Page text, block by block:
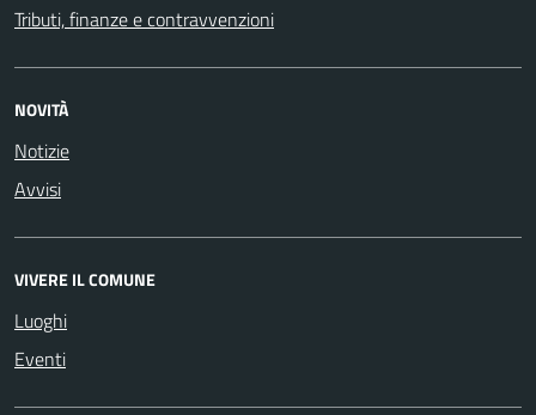
Tributi, finanze e contravvenzioni
NOVITÀ
Notizie
Avvisi
VIVERE IL COMUNE
Luoghi
Eventi